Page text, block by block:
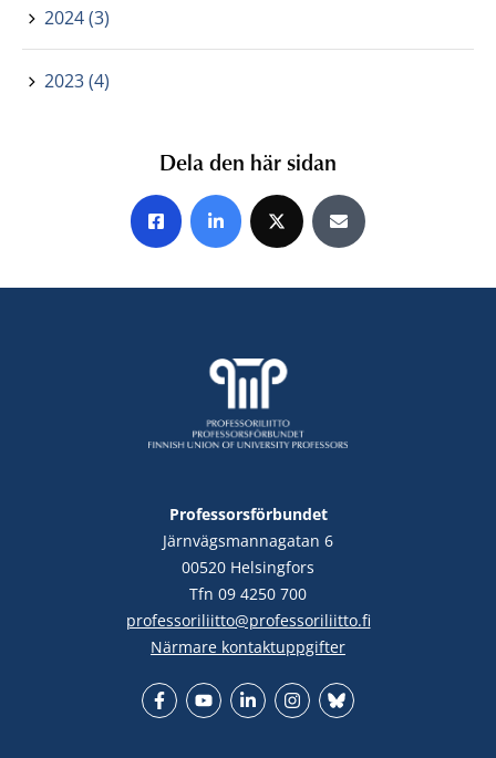
2024 (3)
2023 (4)
Dela den här sidan
Share on Facebook
Share on LinkedIn
Share on XShare by E-mail
Professorsförbundet
Järnvägsmannagatan 6
00520 Helsingfors
Tfn 09 4250 700
professoriliitto@professoriliitto.fi
Närmare kontaktuppgifter